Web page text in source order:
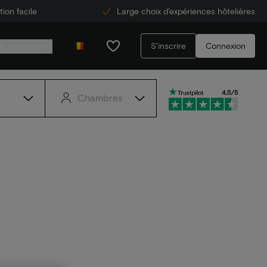
facile Large choix d'expériences hôtelières
S'inscrire Connexion
Chambres